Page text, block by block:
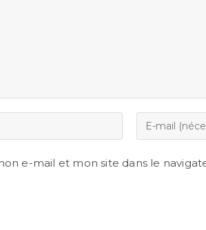
e-mail et mon site dans le